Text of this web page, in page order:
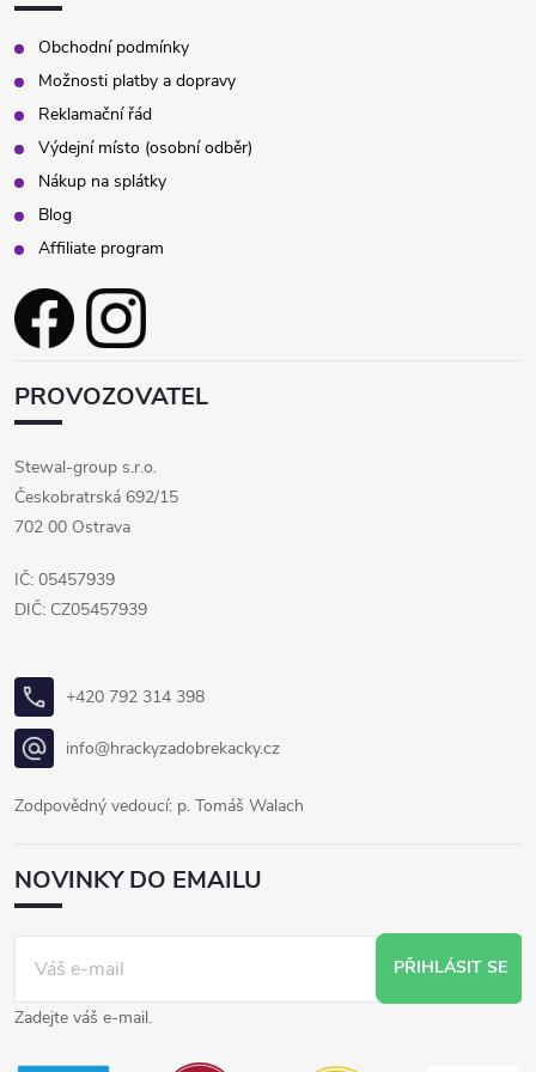
v
ý
p
i
s
u
Obchodní podmínky
Možnosti platby a dopravy
Reklamační řád
Výdejní místo (osobní odběr)
Nákup na splátky
Blog
Affiliate program
PROVOZOVATEL
Stewal-group s.r.o.
Českobratrská 692/15
702 00 Ostrava
IČ: 05457939
DIČ: CZ05457939
+420 792 314 398
info@hrackyzadobrekacky.cz
Zodpovědný vedoucí: p. Tomáš Walach
NOVINKY DO EMAILU
PŘIHLÁSIT SE
Zadejte váš e-mail.